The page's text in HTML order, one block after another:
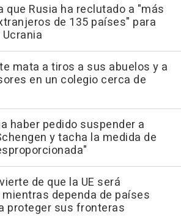
que Rusia ha reclutado a "más
de 135 países" para
mata a tiros a sus abuelos y a
en un colegio cerca de
haber pedido suspender a
y tacha la medida de
de que la UE será
dependa de países
proteger sus fronteras